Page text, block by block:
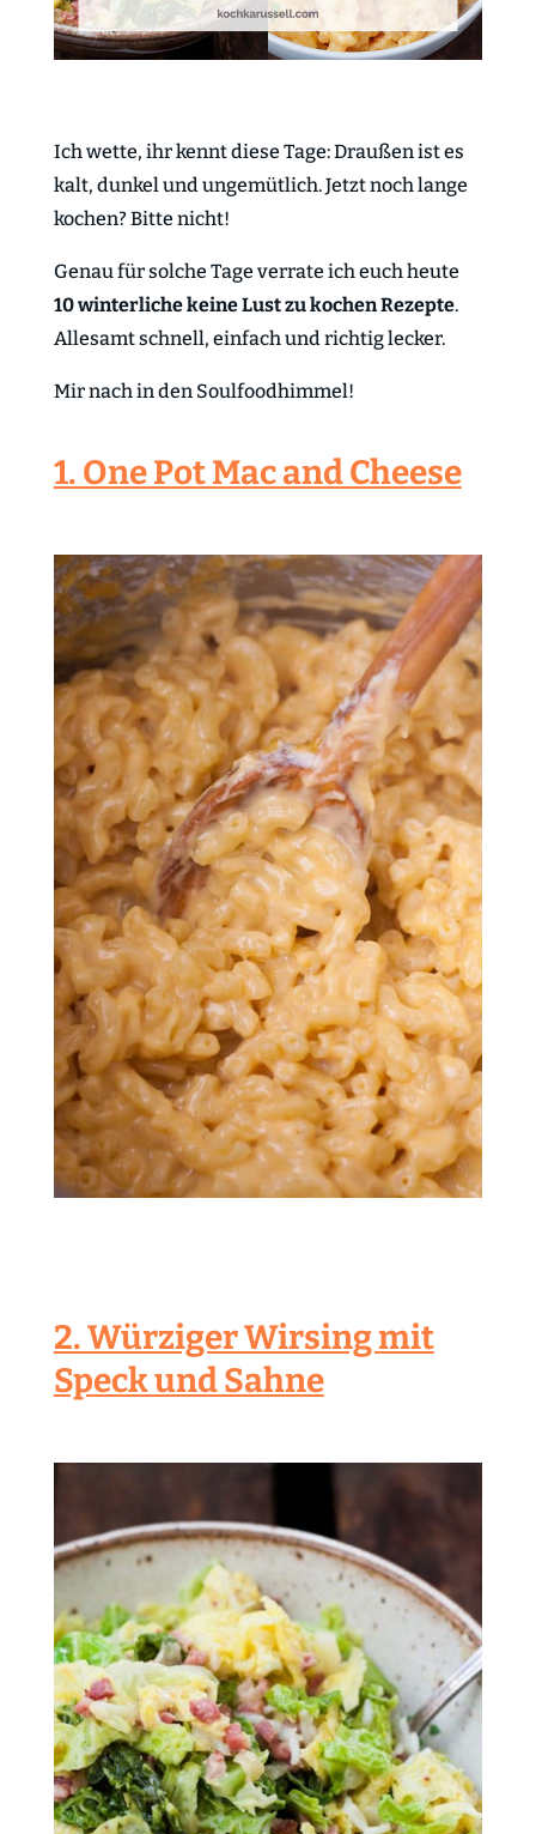
Ich wette, ihr kennt diese Tage: Draußen ist es
kalt, dunkel und ungemütlich. Jetzt noch lange
kochen? Bitte nicht!
Genau für solche Tage verrate ich euch heute
10 winterliche keine Lust zu kochen Rezepte.
Allesamt schnell, einfach und richtig lecker.
Mir nach in den Soulfoodhimmel!
1. One Pot Mac and Cheese
2. Würziger Wirsing mit
Speck und Sahne